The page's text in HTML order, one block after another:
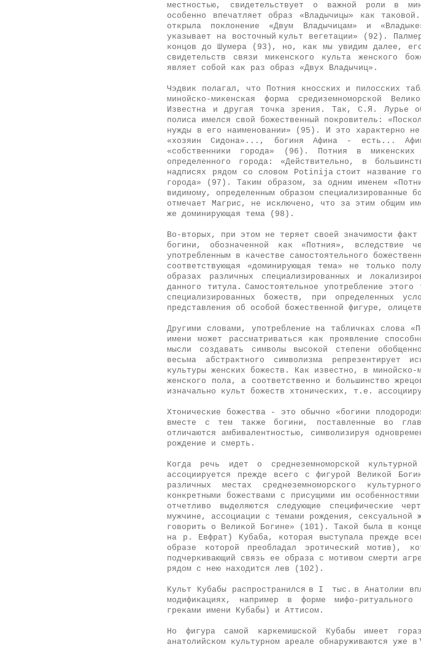
местностью, свидетельствует о важной роли в
особенно впечатляет образ «Владычицы» как
открыла поклонение «Двум Владычицам» и
указывает на восточный культ вегетации» (92).
концов до Шумера (93), но, как мы увидим да­лее,
сви­детельств связи микенского культа женского
являет собой как раз образ «Двух Владычиц».
Чэдвик полагал, что Потния кносских и пилосских
минойско-микенская форма средиземноморской
Известна и другая точка зрения. Так, С.Я. Лурье
полиса имел­ся свой божественный покровитель:
нужды в его наименовании» (95). И это характерно
«хозяин Сидона»..., богиня Афина - есть...
«собственники города» (96). Потния в
определенного города: «Действительно, в
надписях рядом со словом Potinija стоит название
города» (97). Таким образом, за одним именем
видимому, определенным образом
отмечает Магрис, не исключено, что за этим общим
же доминирующая тема (98).
Во-вторых, при этом не теряет своей значимости
богини, обозначен­ной как «Потния», вследствие
употребленным в качестве самостоятельного
соответствующая «доминирующая тема» не только
образах различных специализированных и
данного титула. Самостоятельное употреб­ление
специализированных божеств, при определенных
представления об особой божественной фигуре,
Другими словами, употребление на табличках слова
имени может рассматриваться как проявление
мысли создавать символы вы­сокой степени
весьма абстрактного символизма репрезентирует
культуры женских божеств. Как известно, в
женского пола, а соответственно и большинство
изначально культ божеств хтонических, т.е.
Хтонические божества - это обычно «богини
вместе с тем также богини, поставленные во
отличаются амбивалентностью, символи­зируя
рождение и смерть.
Когда речь идет о среднеземноморской
ассоциируется прежде все­го с фигурой Великой
различных местах среднеземноморского
конкретными божествами с присущими им
отчетливо выделяются следующие специфические
мужчине, ассоциации с темами рождения,
говорить о Великой Богине» (101).
Такой была в
на р. Евфрат) Кубаба, которая выступала прежде
образе которой преобладал эротический мотив),
подчеркивающий связь ее образа с мотивом смерти
рядом с нею находится лев (102).
Культ Кубабы распространился в I тыс. в Анатолии
модификациях, на­пример в форме мифо-
греками имени Кубабы) и Аттисом.
Но фигура самой каркемишской Кубабы имеет
анатолийском культурном ареале обнаруживаются уже в